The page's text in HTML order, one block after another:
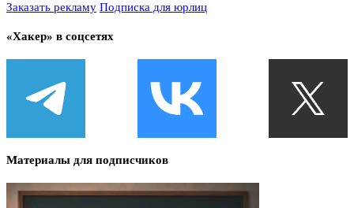
Заказать рекламу Подписка для юрлиц
«Хакер» в соцсетях
Материалы для подписчиков